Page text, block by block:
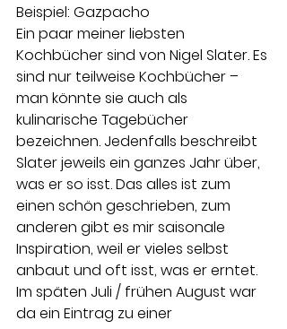
Beispiel: Gazpacho
Ein paar meiner liebsten
Kochbücher sind von Nigel Slater. Es
sind nur teilweise Kochbücher –
man könnte sie auch als
kulinarische Tagebücher
bezeichnen. Jedenfalls beschreibt
Slater jeweils ein ganzes Jahr über,
was er so isst. Das alles ist zum
einen schön geschrieben, zum
anderen gibt es mir saisonale
Inspiration, weil er vieles selbst
anbaut und oft isst, was er erntet.
Im späten Juli / frühen August war
da ein Eintrag zu einer